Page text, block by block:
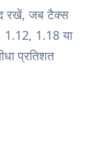
रखें, जब टैक्स
1.12, 1.18 या
प्रतिशत